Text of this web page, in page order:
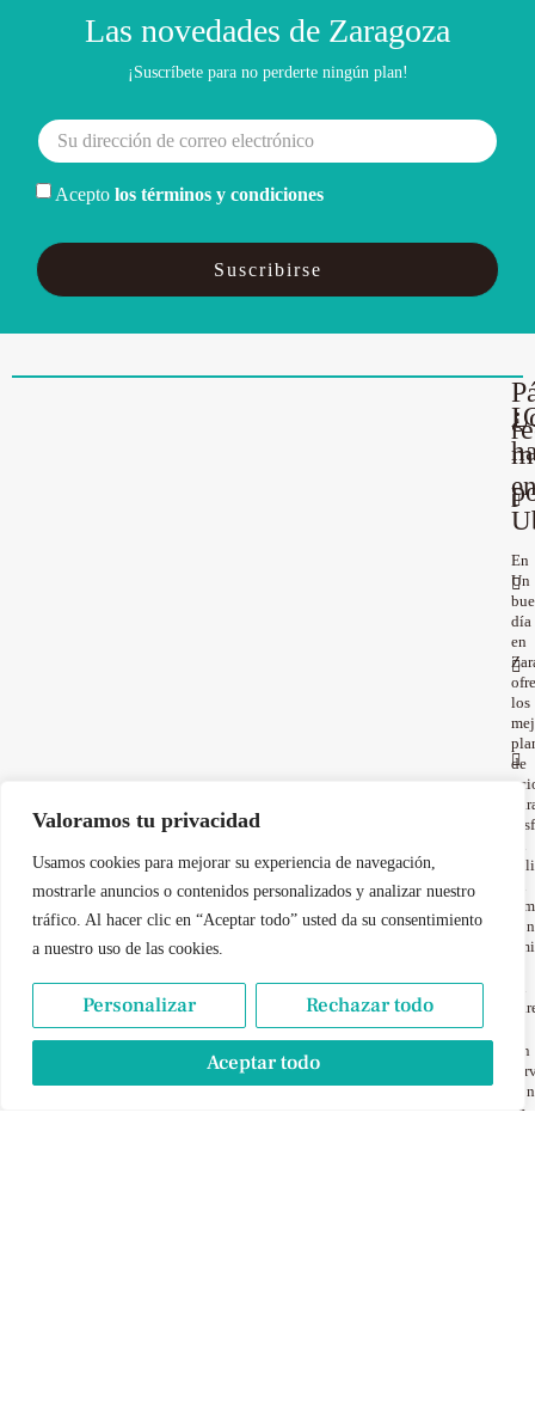
Valoramos tu privacidad
Usamos cookies para mejorar su experiencia de navegación,
mostrarle anuncios o contenidos personalizados y analizar nuestro
tráfico. Al hacer clic en “Aceptar todo” usted da su consentimiento
a nuestro uso de las cookies.
Personalizar Rechazar todo
Aceptar todo
Las novedades de Zaragoza
¡Suscríbete para no perderte ningún plan!
Acepto los términos y condiciones
Suscribirse
En
Un
día
en
los
de
con
Un
en